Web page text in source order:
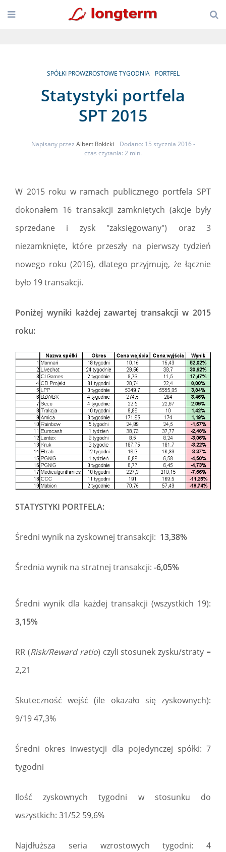
SPÓŁKI PROWZROSTOWE TYGODNIA PORTFEL
Statystyki portfela
SPT 2015
Napisany przez Albert Rokicki Dodano: 15 stycznia 2016 -
czas czytania: 2 min.
W 2015 roku w ramach publicznego portfela SPT
dokonałem 16 transakcji zamkniętych (akcje były
sprzedane i zysk "zaksięgowany") oraz 3
niezamknięte, które przeszły na pierwszy tydzień
nowego roku (2016), dlatego przyjmuję, że łącznie
było 19 transakcji.
Poniżej wyniki każdej zawartej transakcji w 2015
roku:
STATYSTYKI PORTFELA:
Średni wynik na zyskownej transakcji: 13,38%
Średnia wynik na stratnej transakcji: -6,05%
Średni wynik dla każdej transakcji (wszystkich 19):
3,15%
RR (Risk/Reward ratio) czyli stosunek zysku/straty =
2,21
Skuteczność wejść (ile okazało się zyskownych):
9/19 47,3%
Średni okres inwestycji dla pojedynczej spółki: 7
tygodni
Ilość zyskownych tygodni w stosunku do
wszystkich: 31/52 59,6%
Najdłuższa seria wzrostowych tygodni: 4